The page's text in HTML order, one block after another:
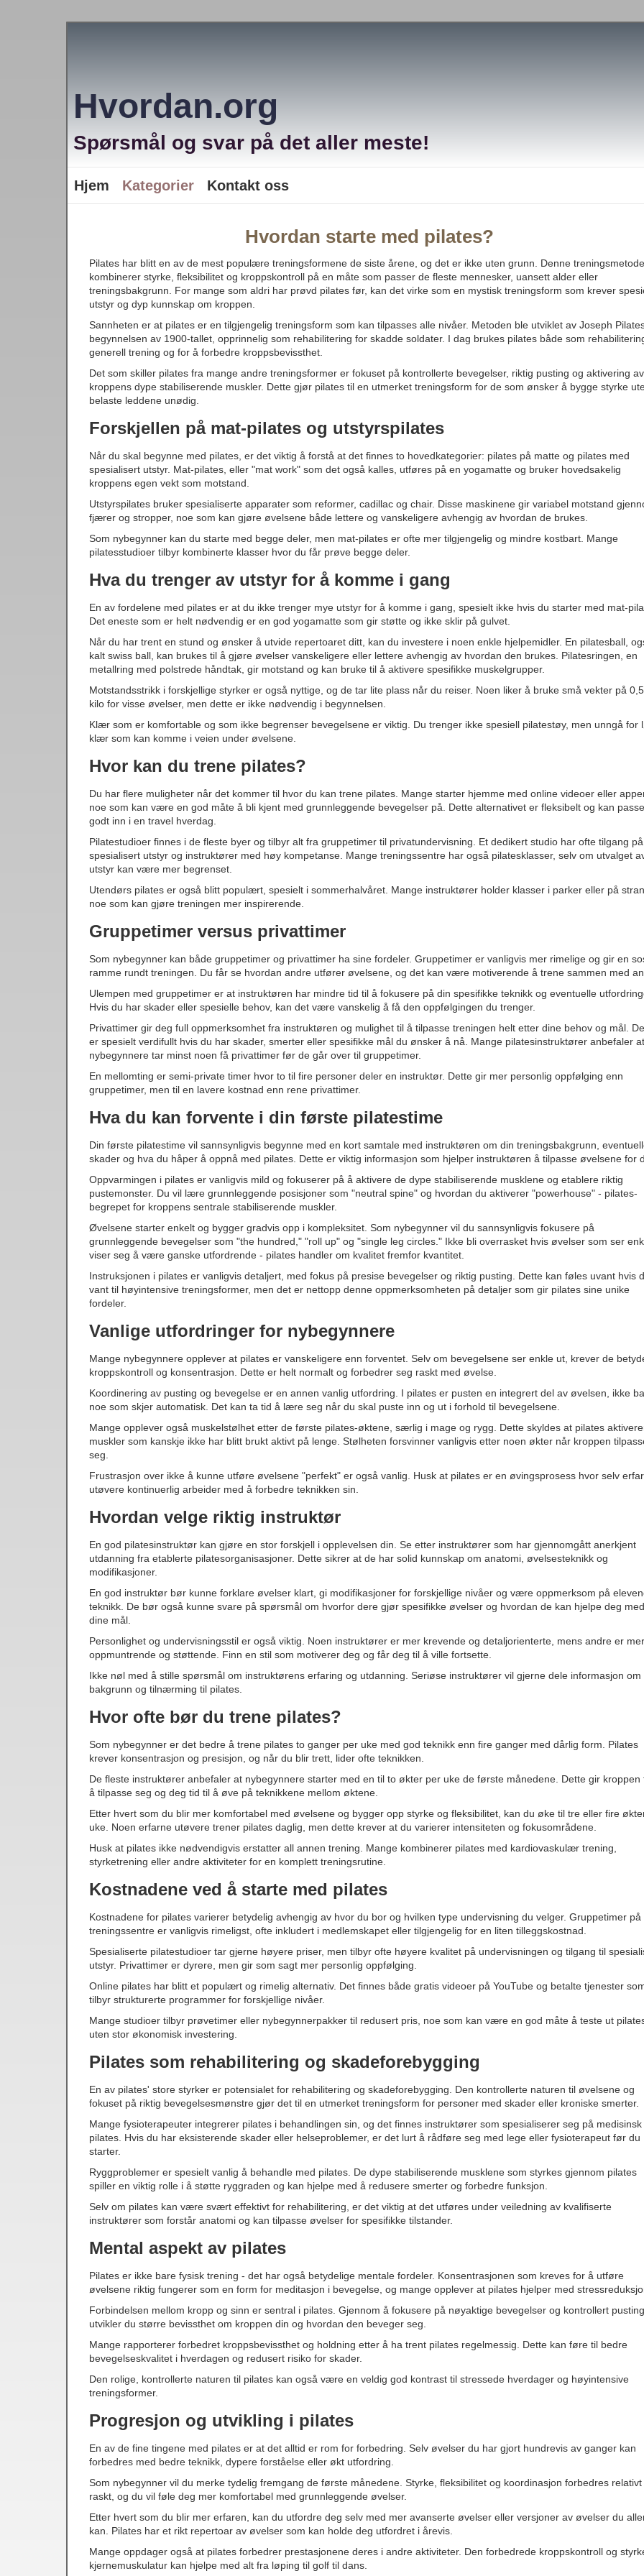
Hvordan.org
Spørsmål og svar på det aller meste!
Hjem Kategorier Kontakt oss
Hvordan starte med pilates?
Pilates har blitt en av de mest populære treningsformene de siste årene, og det er ikke uten grunn. Denne
kombinerer styrke, fleksibilitet og kroppskontroll på en måte som passer de fleste mennesker, uansett alder eller
treningsbakgrunn. For mange som aldri har prøvd pilates før, kan det virke som en mystisk treningsform som krever
utstyr og dyp kunnskap om kroppen.
Sannheten er at pilates er en tilgjengelig treningsform som kan tilpasses alle nivåer. Metoden ble utviklet av Joseph
begynnelsen av 1900-tallet, opprinnelig som rehabilitering for skadde soldater. I dag brukes pilates både som
generell trening og for å forbedre kroppsbevissthet.
Det som skiller pilates fra mange andre treningsformer er fokuset på kontrollerte bevegelser, riktig pusting og aktivering av
kroppens dype stabiliserende muskler. Dette gjør pilates til en utmerket treningsform for de som ønsker å bygge styrke
belaste leddene unødig.
Forskjellen på mat-pilates og utstyrspilates
Når du skal begynne med pilates, er det viktig å forstå at det finnes to hovedkategorier: pilates på matte og pilates med
spesialisert utstyr. Mat-pilates, eller "mat work" som det også kalles, utføres på en yogamatte og bruker hovedsakelig
kroppens egen vekt som motstand.
Utstyrspilates bruker spesialiserte apparater som reformer, cadillac og chair. Disse maskinene gir variabel motstand
fjærer og stropper, noe som kan gjøre øvelsene både lettere og vanskeligere avhengig av hvordan de brukes.
Som nybegynner kan du starte med begge deler, men mat-pilates er ofte mer tilgjengelig og mindre kostbart. Mange
pilatesstudioer tilbyr kombinerte klasser hvor du får prøve begge deler.
Hva du trenger av utstyr for å komme i gang
En av fordelene med pilates er at du ikke trenger mye utstyr for å komme i gang, spesielt ikke hvis du starter med mat-
Det eneste som er helt nødvendig er en god yogamatte som gir støtte og ikke sklir på gulvet.
Når du har trent en stund og ønsker å utvide repertoaret ditt, kan du investere i noen enkle hjelpemidler. En pilatesball,
kalt swiss ball, kan brukes til å gjøre øvelser vanskeligere eller lettere avhengig av hvordan den brukes. Pilatesringen, en
metallring med polstrede håndtak, gir motstand og kan bruke til å aktivere spesifikke muskelgrupper.
Motstandsstrikk i forskjellige styrker er også nyttige, og de tar lite plass når du reiser. Noen liker å bruke små vekter på
kilo for visse øvelser, men dette er ikke nødvendig i begynnelsen.
Klær som er komfortable og som ikke begrenser bevegelsene er viktig. Du trenger ikke spesiell pilatestøy, men unngå for
klær som kan komme i veien under øvelsene.
Hvor kan du trene pilates?
Du har flere muligheter når det kommer til hvor du kan trene pilates. Mange starter hjemme med online videoer eller
noe som kan være en god måte å bli kjent med grunnleggende bevegelser på. Dette alternativet er fleksibelt og kan passe
godt inn i en travel hverdag.
Pilatestudioer finnes i de fleste byer og tilbyr alt fra gruppetimer til privatundervisning. Et dedikert studio har ofte tilgang på
spesialisert utstyr og instruktører med høy kompetanse. Mange treningssentre har også pilatesklasser, selv om utvalget
utstyr kan være mer begrenset.
Utendørs pilates er også blitt populært, spesielt i sommerhalvåret. Mange instruktører holder klasser i parker eller på
noe som kan gjøre treningen mer inspirerende.
Gruppetimer versus privattimer
Som nybegynner kan både gruppetimer og privattimer ha sine fordeler. Gruppetimer er vanligvis mer rimelige og gir en
ramme rundt treningen. Du får se hvordan andre utfører øvelsene, og det kan være motiverende å trene sammen med
Ulempen med gruppetimer er at instruktøren har mindre tid til å fokusere på din spesifikke teknikk og eventuelle
Hvis du har skader eller spesielle behov, kan det være vanskelig å få den oppfølgingen du trenger.
Privattimer gir deg full oppmerksomhet fra instruktøren og mulighet til å tilpasse treningen helt etter dine behov og mål.
er spesielt verdifullt hvis du har skader, smerter eller spesifikke mål du ønsker å nå. Mange pilatesinstruktører anbefaler at
nybegynnere tar minst noen få privattimer før de går over til gruppetimer.
En mellomting er semi-private timer hvor to til fire personer deler en instruktør. Dette gir mer personlig oppfølging enn
gruppetimer, men til en lavere kostnad enn rene privattimer.
Hva du kan forvente i din første pilatestime
Din første pilatestime vil sannsynligvis begynne med en kort samtale med instruktøren om din treningsbakgrunn,
skader og hva du håper å oppnå med pilates. Dette er viktig informasjon som hjelper instruktøren å tilpasse øvelsene for
Oppvarmingen i pilates er vanligvis mild og fokuserer på å aktivere de dype stabiliserende musklene og etablere riktig
pustemonster. Du vil lære grunnleggende posisjoner som "neutral spine" og hvordan du aktiverer "powerhouse" - pilates-
begrepet for kroppens sentrale stabiliserende muskler.
Øvelsene starter enkelt og bygger gradvis opp i kompleksitet. Som nybegynner vil du sannsynligvis fokusere på
grunnleggende bevegelser som "the hundred," "roll up" og "single leg circles." Ikke bli overrasket hvis øvelser som ser
viser seg å være ganske utfordrende - pilates handler om kvalitet fremfor kvantitet.
Instruksjonen i pilates er vanligvis detaljert, med fokus på presise bevegelser og riktig pusting. Dette kan føles uvant hvis
vant til høyintensive treningsformer, men det er nettopp denne oppmerksomheten på detaljer som gir pilates sine unike
fordeler.
Vanlige utfordringer for nybegynnere
Mange nybegynnere opplever at pilates er vanskeligere enn forventet. Selv om bevegelsene ser enkle ut, krever de
kroppskontroll og konsentrasjon. Dette er helt normalt og forbedrer seg raskt med øvelse.
Koordinering av pusting og bevegelse er en annen vanlig utfordring. I pilates er pusten en integrert del av øvelsen, ikke
noe som skjer automatisk. Det kan ta tid å lære seg når du skal puste inn og ut i forhold til bevegelsene.
Mange opplever også muskelstølhet etter de første pilates-øktene, særlig i mage og rygg. Dette skyldes at pilates
muskler som kanskje ikke har blitt brukt aktivt på lenge. Stølheten forsvinner vanligvis etter noen økter når kroppen
seg.
Frustrasjon over ikke å kunne utføre øvelsene "perfekt" er også vanlig. Husk at pilates er en øvingsprosess hvor selv
utøvere kontinuerlig arbeider med å forbedre teknikken sin.
Hvordan velge riktig instruktør
En god pilatesinstruktør kan gjøre en stor forskjell i opplevelsen din. Se etter instruktører som har gjennomgått anerkjent
utdanning fra etablerte pilatesorganisasjoner. Dette sikrer at de har solid kunnskap om anatomi, øvelsesteknikk og
modifikasjoner.
En god instruktør bør kunne forklare øvelser klart, gi modifikasjoner for forskjellige nivåer og være oppmerksom på
teknikk. De bør også kunne svare på spørsmål om hvorfor dere gjør spesifikke øvelser og hvordan de kan hjelpe deg med
dine mål.
Personlighet og undervisningsstil er også viktig. Noen instruktører er mer krevende og detaljorienterte, mens andre er mer
oppmuntrende og støttende. Finn en stil som motiverer deg og får deg til å ville fortsette.
Ikke nøl med å stille spørsmål om instruktørens erfaring og utdanning. Seriøse instruktører vil gjerne dele informasjon om
bakgrunn og tilnærming til pilates.
Hvor ofte bør du trene pilates?
Som nybegynner er det bedre å trene pilates to ganger per uke med god teknikk enn fire ganger med dårlig form. Pilates
krever konsentrasjon og presisjon, og når du blir trett, lider ofte teknikken.
De fleste instruktører anbefaler at nybegynnere starter med en til to økter per uke de første månedene. Dette gir kroppen
å tilpasse seg og deg tid til å øve på teknikkene mellom øktene.
Etter hvert som du blir mer komfortabel med øvelsene og bygger opp styrke og fleksibilitet, kan du øke til tre eller fire
uke. Noen erfarne utøvere trener pilates daglig, men dette krever at du varierer intensiteten og fokusområdene.
Husk at pilates ikke nødvendigvis erstatter all annen trening. Mange kombinerer pilates med kardiovaskulær trening,
styrketrening eller andre aktiviteter for en komplett treningsrutine.
Kostnadene ved å starte med pilates
Kostnadene for pilates varierer betydelig avhengig av hvor du bor og hvilken type undervisning du velger. Gruppetimer på
treningssentre er vanligvis rimeligst, ofte inkludert i medlemskapet eller tilgjengelig for en liten tilleggskostnad.
Spesialiserte pilatestudioer tar gjerne høyere priser, men tilbyr ofte høyere kvalitet på undervisningen og tilgang til
utstyr. Privattimer er dyrere, men gir som sagt mer personlig oppfølging.
Online pilates har blitt et populært og rimelig alternativ. Det finnes både gratis videoer på YouTube og betalte tjenester
tilbyr strukturerte programmer for forskjellige nivåer.
Mange studioer tilbyr prøvetimer eller nybegynnerpakker til redusert pris, noe som kan være en god måte å teste ut
uten stor økonomisk investering.
Pilates som rehabilitering og skadeforebygging
En av pilates' store styrker er potensialet for rehabilitering og skadeforebygging. Den kontrollerte naturen til øvelsene og
fokuset på riktig bevegelsesmønstre gjør det til en utmerket treningsform for personer med skader eller kroniske smerter.
Mange fysioterapeuter integrerer pilates i behandlingen sin, og det finnes instruktører som spesialiserer seg på medisinsk
pilates. Hvis du har eksisterende skader eller helseproblemer, er det lurt å rådføre seg med lege eller fysioterapeut før du
starter.
Ryggproblemer er spesielt vanlig å behandle med pilates. De dype stabiliserende musklene som styrkes gjennom pilates
spiller en viktig rolle i å støtte ryggraden og kan hjelpe med å redusere smerter og forbedre funksjon.
Selv om pilates kan være svært effektivt for rehabilitering, er det viktig at det utføres under veiledning av kvalifiserte
instruktører som forstår anatomi og kan tilpasse øvelser for spesifikke tilstander.
Mental aspekt av pilates
Pilates er ikke bare fysisk trening - det har også betydelige mentale fordeler. Konsentrasjonen som kreves for å utføre
øvelsene riktig fungerer som en form for meditasjon i bevegelse, og mange opplever at pilates hjelper med
Forbindelsen mellom kropp og sinn er sentral i pilates. Gjennom å fokusere på nøyaktige bevegelser og kontrollert pusting
utvikler du større bevissthet om kroppen din og hvordan den beveger seg.
Mange rapporterer forbedret kroppsbevissthet og holdning etter å ha trent pilates regelmessig. Dette kan føre til bedre
bevegelseskvalitet i hverdagen og redusert risiko for skader.
Den rolige, kontrollerte naturen til pilates kan også være en veldig god kontrast til stressede hverdager og høyintensive
treningsformer.
Progresjon og utvikling i pilates
En av de fine tingene med pilates er at det alltid er rom for forbedring. Selv øvelser du har gjort hundrevis av ganger kan
forbedres med bedre teknikk, dypere forståelse eller økt utfordring.
Som nybegynner vil du merke tydelig fremgang de første månedene. Styrke, fleksibilitet og koordinasjon forbedres relativt
raskt, og du vil føle deg mer komfortabel med grunnleggende øvelser.
Etter hvert som du blir mer erfaren, kan du utfordre deg selv med mer avanserte øvelser eller versjoner av øvelser du
kan. Pilates har et rikt repertoar av øvelser som kan holde deg utfordret i årevis.
Mange oppdager også at pilates forbedrer prestasjonene deres i andre aktiviteter. Den forbedrede kroppskontroll og
kjernemuskulatur kan hjelpe med alt fra løping til golf til dans.